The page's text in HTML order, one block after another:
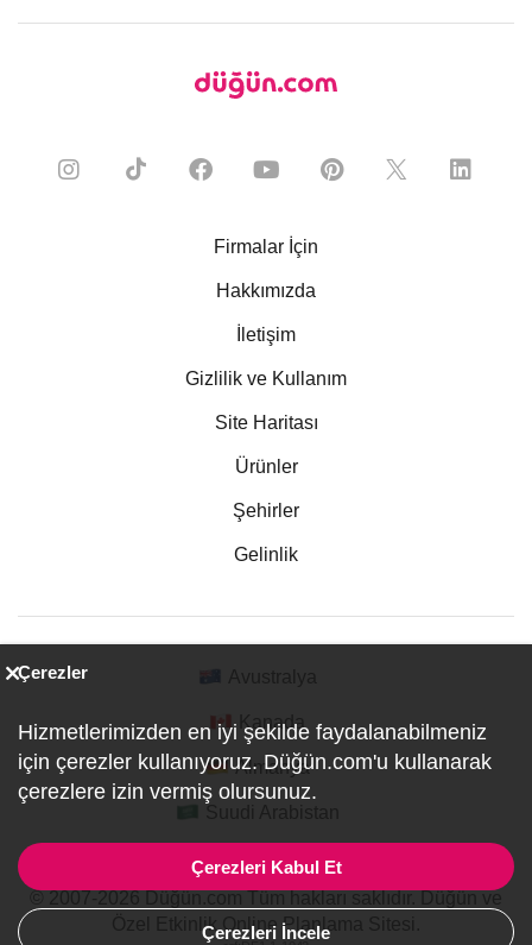
Firmalar İçin
Hakkımızda
İletişim
Gizlilik ve Kullanım
Site Haritası
Ürünler
Şehirler
Gelinlik
Kanada
Almanya
Özel Etkinlik Online Planlama Sitesi.
Çerezler
Hizmetlerimizden en iyi şekilde faydalanabilmeniz
için çerezler kullanıyoruz. Düğün.com'u kullanarak
çerezlere izin vermiş olursunuz.
Çerezleri Kabul Et
Çerezleri İncele